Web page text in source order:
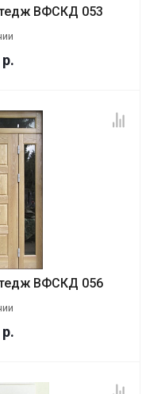
ВФСКД 053
р.
ВФСКД 056
р.